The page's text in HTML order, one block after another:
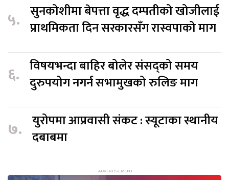
५. सुनकोशीमा बेपत्ता वृद्ध दम्पतीको खोजीलाई
प्राथमिकता दिन सरकारसँग रास्वपाको माग
६. विषयभन्दा बाहिर बोलेर संसद्को समय
दुरुपयोग नगर्न सभामुखको रुलिङ माग
७. युरोपमा आप्रवासी संकट : स्यूटाका स्थानीय
दबाबमा